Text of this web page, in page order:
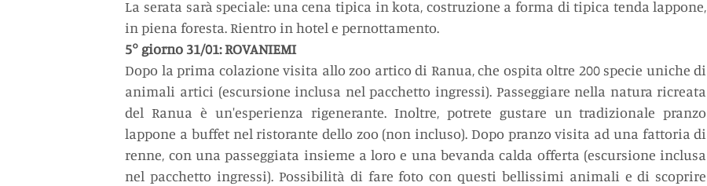
La serata sarà speciale: una cena tipica in kota, costruzione a forma di tipica tenda lappone,
in piena foresta. Rientro in hotel e pernottamento.
5° giorno 31/01: ROVANIEMI
Dopo la prima colazione visita allo zoo artico di Ranua, che ospita oltre 200 specie uniche di
animali artici (escursione inclusa nel pacchetto ingressi). Passeggiare nella natura ricreata
del Ranua è un'esperienza rigenerante. Inoltre, potrete gustare un tradizionale pranzo
lappone a buffet nel ristorante dello zoo (non incluso). Dopo pranzo visita ad una fattoria di
renne, con una passeggiata insieme a loro e una bevanda calda offerta (escursione inclusa
nel pacchetto ingressi). Possibilità di fare foto con questi bellissimi animali e di scoprire